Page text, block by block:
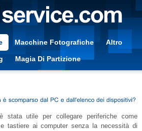
Macchine Fotografiche Altro
Magia Di Partizione
stata utile per collegare periferiche come
tastiere ai computer senza la necessità di